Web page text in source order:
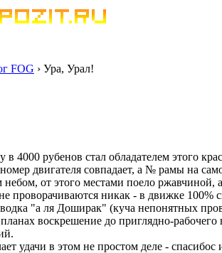
FOG › Ура, Урал!
4000 рубенов стал обладателем этого
двигателя совпадает, а № рамы на
от этого местами поело
проворачиваются никак - в движке
"а ля Доширак" (куча непонятных
воскрешение до приглядно-
удачи в этом не простом деле - спасибос